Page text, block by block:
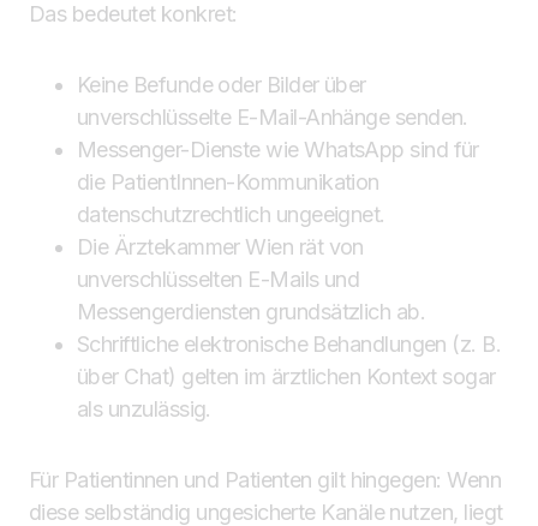
Das bedeutet konkret:
Keine Befunde oder Bilder über
unverschlüsselte E-Mail-Anhänge senden.
Messenger-Dienste wie WhatsApp sind für
die PatientInnen-Kommunikation
datenschutzrechtlich ungeeignet.
Die Ärztekammer Wien rät von
unverschlüsselten E-Mails und
Messengerdiensten grundsätzlich ab.
Schriftliche elektronische Behandlungen (z. B.
über Chat) gelten im ärztlichen Kontext sogar
als unzulässig.
Für Patientinnen und Patienten gilt hingegen: Wenn
diese selbständig ungesicherte Kanäle nutzen, liegt